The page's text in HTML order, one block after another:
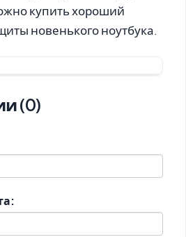
купить хороший
новенького ноутбука.
(0)